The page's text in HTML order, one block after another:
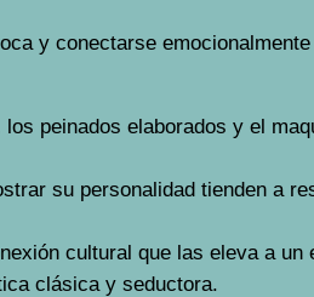
y conectarse
peinados elaborados y el
su personalidad tienden a
cultural que las eleva a un
clásica y seductora.